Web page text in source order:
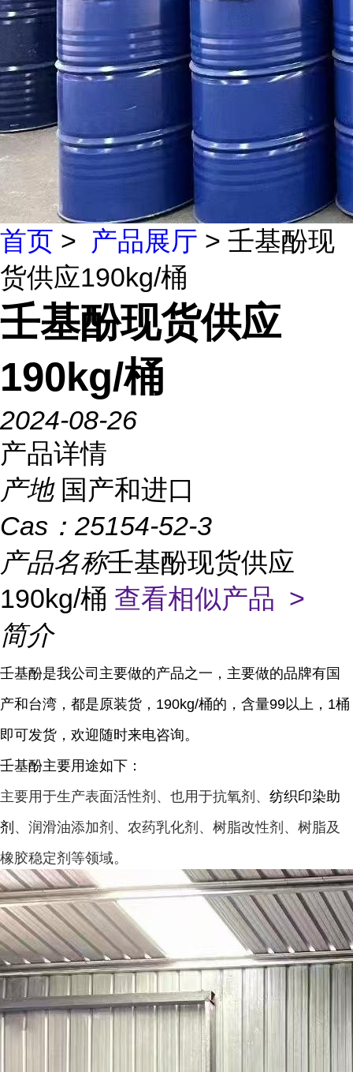
首页 > 产品展厅 > 壬基酚现
货供应190kg/桶
壬基酚现货供应
190kg/桶
2024-08-26
产品详情
产地 国产和进口
Cas： 25154-52-3
产品名称壬基酚现货供应
190kg/桶 查看相似产品 >
简介
壬基酚是我公司主要做的产品之一，主要做的品牌有国
产和台湾，都是原装货，190kg/桶的，含量99以上，1桶
即可发货，欢迎随时来电咨询。
壬基酚主要用途如下：
主要用于生产表面活性剂、也用于抗氧剂、 纺织印染助
剂 、润滑油添加剂、农药乳化剂、树脂改性剂、树脂及
橡胶稳定剂等领域。